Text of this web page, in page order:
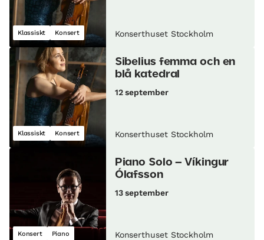
Klassiskt Konsert Konserthuset Stockholm
Klassiskt Konsert
Sibelius femma och en
blå katedral
12 september
Konserthuset Stockholm
Konsert Piano
Piano Solo – Víkingur
Ólafsson
13 september
Konserthuset Stockholm